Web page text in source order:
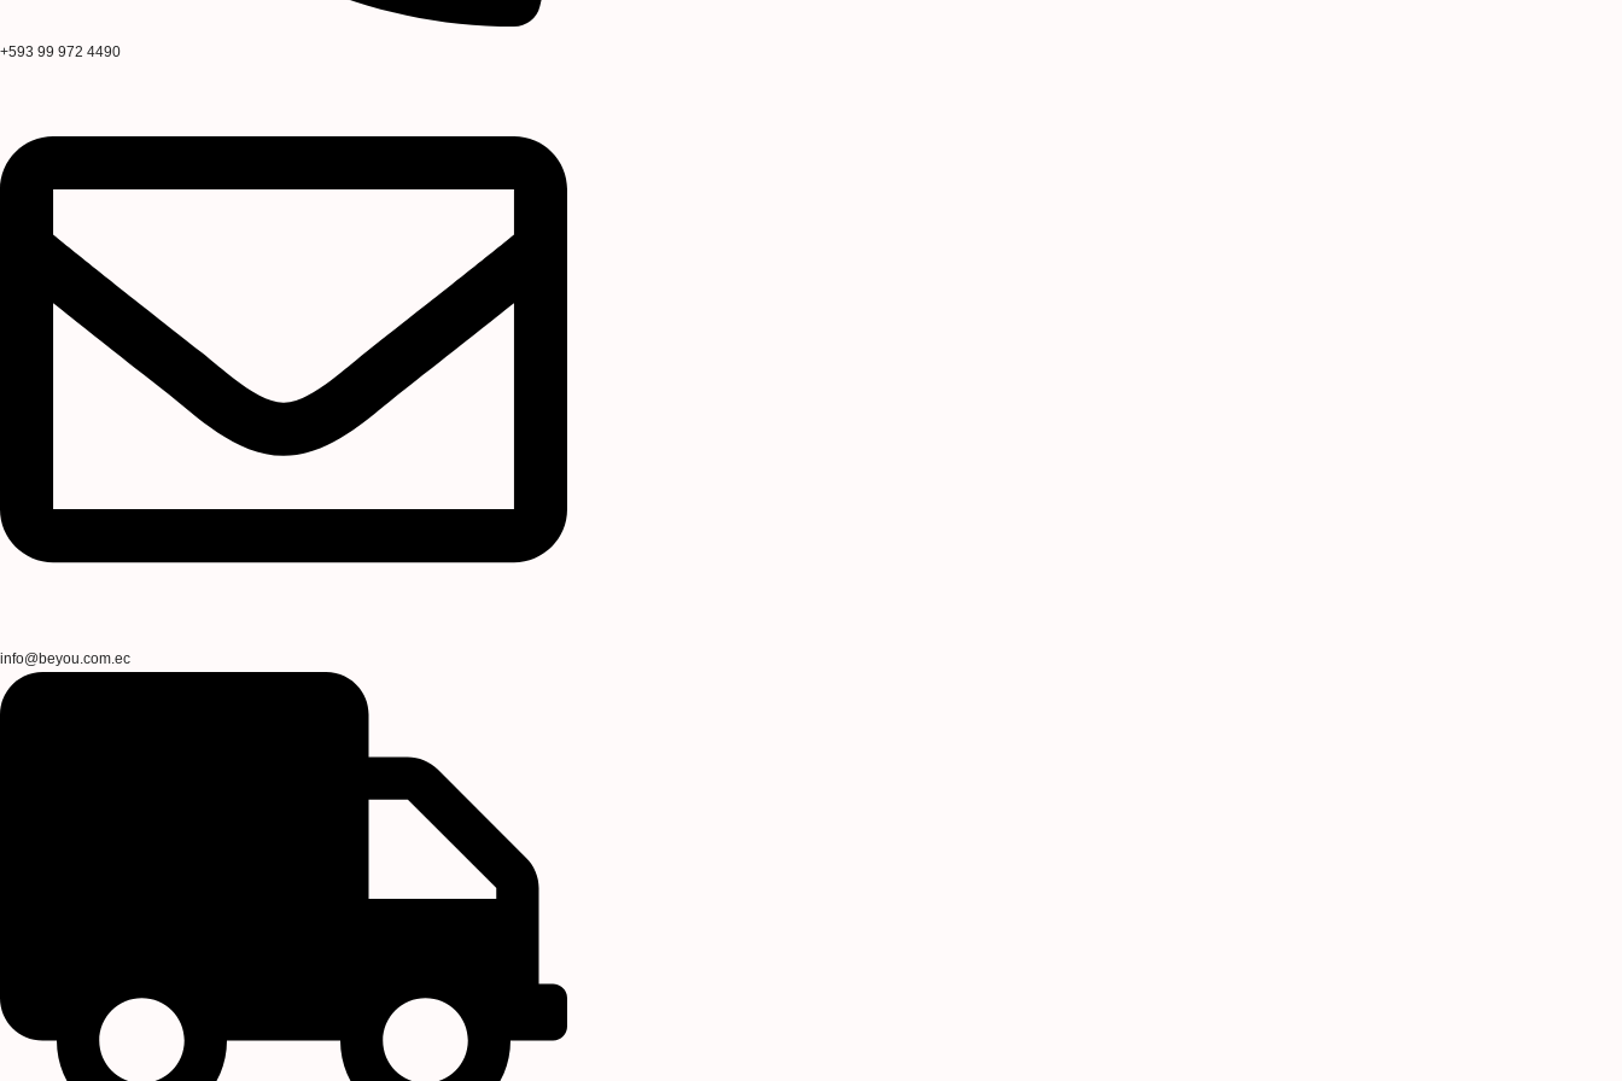
‭+593 99 972 4490‬
info@beyou.com.ec